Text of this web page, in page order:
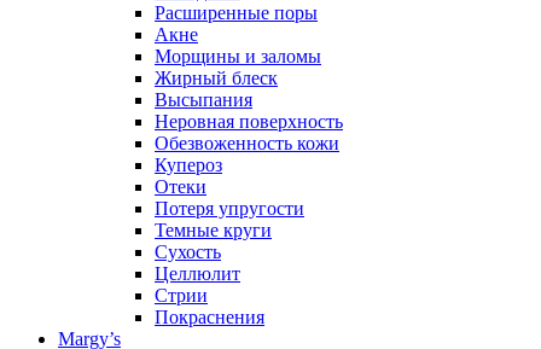
Расширенные поры
Акне
Морщины и заломы
Жирный блеск
Высыпания
Неровная поверхность
Обезвоженность кожи
Купероз
Отеки
Потеря упругости
Темные круги
Сухость
Целлюлит
Стрии
Покраснения
Margy’s